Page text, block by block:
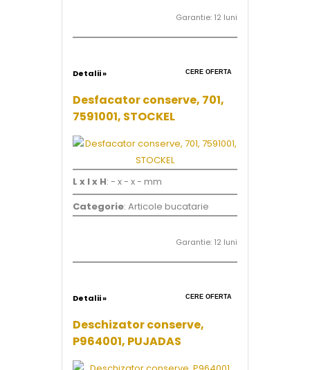
Garantie: 12 luni
Detalii » CERE OFERTA
Desfacator conserve, 701,
7591001, STOCKEL
L x l x H: - x - x - mm
Categorie: Articole bucatarie
Garantie: 12 luni
Detalii » CERE OFERTA
Deschizator conserve,
P964001, PUJADAS